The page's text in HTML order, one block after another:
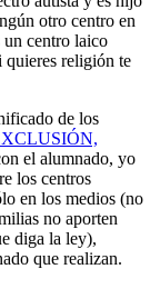
otro centro en
un centro laico
quieres religión te
de los
el alumnado, yo
los centros
en los medios (no
no aporten
diga la ley),
que realizan.